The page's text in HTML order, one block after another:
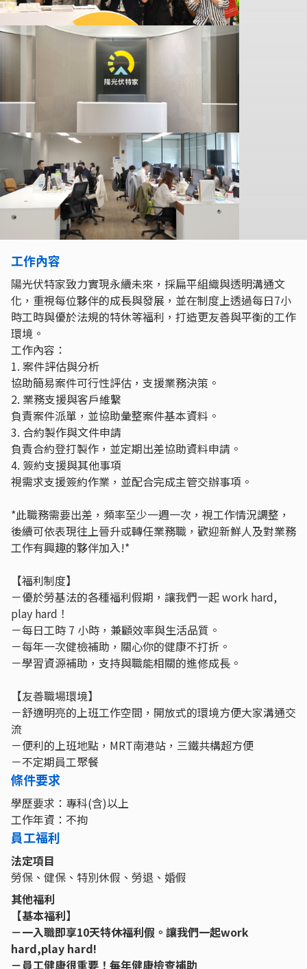
工作內容
陽光伏特家致力實現永續未來，採扁平組織與透明溝通文
化，重視每位夥伴的成長與發展，並在制度上透過每日7小
時工時與優於法規的特休等福利，打造更友善與平衡的工作
環境。
工作內容：
1. 案件評估與分析
協助簡易案件可行性評估，支援業務決策。
2. 業務支援與客戶維繫
負責案件派單，並協助彙整案件基本資料。
3. 合約製作與文件申請
負責合約登打製作，並定期出差協助資料申請。
4. 簽約支援與其他事項
視需求支援簽約作業，並配合完成主管交辦事項。
*此職務需要出差，頻率至少一週一次，視工作情況調整，
後續可依表現往上晉升或轉任業務職，歡迎新鮮人及對業務
工作有興趣的夥伴加入!*
【福利制度】
－優於勞基法的各種福利假期，讓我們一起 work hard,
play hard！
－每日工時 7 小時，兼顧效率與生活品質。
－每年一次健檢補助，關心你的健康不打折。
－學習資源補助，支持與職能相關的進修成長。
【友善職場環境】
－舒適明亮的上班工作空間，開放式的環境方便大家溝通交
流
－便利的上班地點，MRT南港站，三鐵共構超方便
－不定期員工聚餐
條件要求
學歷要求：專科(含)以上
工作年資：不拘
員工福利
法定項目
勞保、健保、特別休假、勞退、婚假
其他福利
【基本福利】
－一入職即享10天特休福利假。讓我們一起work
hard,play hard!
－員工健康很重要！每年健康檢查補助